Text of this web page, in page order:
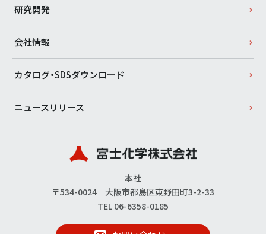
研究開発
会社情報
カタログ・SDSダウンロード
ニュースリリース
本社
〒534-0024 大阪市都島区東野田町3-2-33
TEL 06-6358-0185